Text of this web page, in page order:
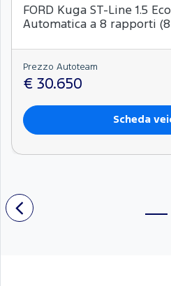
FORD Kuga ST-Line 1.5
Automatica a 8 rapporti
Prezzo Autoteam
€ 30.650
Scheda